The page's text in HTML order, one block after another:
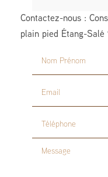
Contactez-nous :
plain pied Étang-Salé
Nom Prénom
Email
Téléphone
Message